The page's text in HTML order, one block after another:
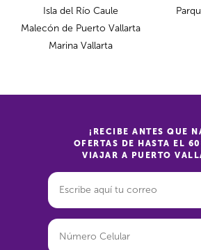
Isla del Río Caule
Malecón de Puerto Vallarta
Marina Vallarta
¡RECIBE ANTES QUE
OFERTAS DE HASTA EL
VIAJAR A PUERTO